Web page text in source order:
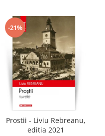
-21%
Prostii - Liviu Rebreanu,
editia 2021